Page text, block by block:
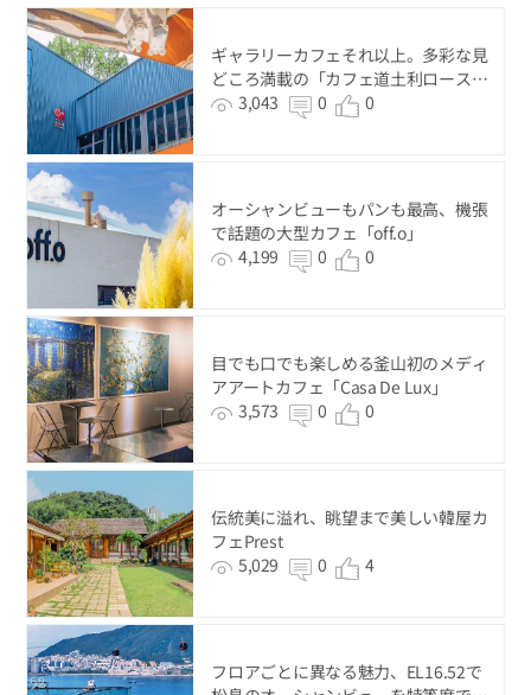
ギャラリーカフェそれ以上。多彩な見
どころ満載の「カフェ道土利ロースタ
ーズ」3,043 0 0
オーシャンビューもパンも最高、機張
で話題の大型カフェ「off.o」
4,199
0 0
目でも口でも楽しめる釜山初のメディ
アアートカフェ「Casa De Lux」
3,573
0 0
伝統美に溢れ、眺望まで美しい韓屋カ
フェPrest
5,029
0 4
フロアごとに異なる魅力、EL16.52で